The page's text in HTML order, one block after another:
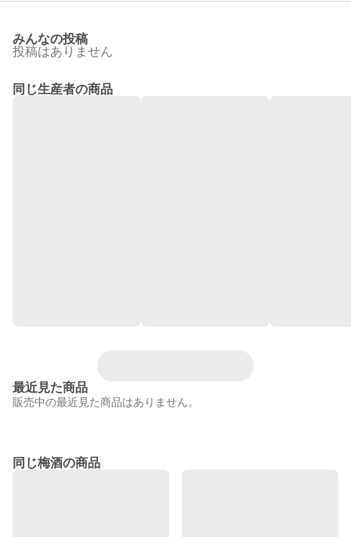
みんなの投稿
投稿はありません
同じ生産者の商品
最近見た商品
販売中の最近見た商品はありません。
同じ梅酒の商品